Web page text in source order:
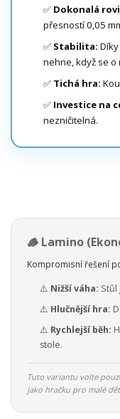
✅ Dokonalá
přesností 0,05
✅ Stabilita:
nehne, když se o
✅ Tichá hra:
✅ Investice na
nezničitelná.
🪵 Lamino
Kompromisní řešení
⚠️ Nižší váha: Stůl
⚠️ Hlučnější hra:
⚠️ Rychlejší běh:
stole.
Tuto variantu volte
jako hračku pro malé